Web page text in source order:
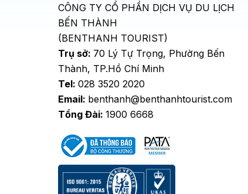
CÔNG TY CỔ PHẦN DỊCH VỤ DU LỊCH
BẾN THÀNH
(BENTHANH TOURIST)
Trụ sở: 70 Lý Tự Trọng, Phường Bến
Thành, TP.Hồ Chí Minh
Tel: 028 3520 2020
Email: benthanh@benthanhtourist.com
Tổng Đài: 1900 6668